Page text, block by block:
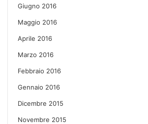
Giugno 2016
Maggio 2016
Aprile 2016
Marzo 2016
Febbraio 2016
Gennaio 2016
Dicembre 2015
Novembre 2015